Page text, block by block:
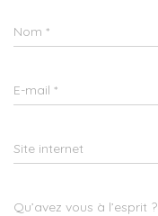
Nom *
E-mail *
Site internet
Qu’avez vous à l’esprit ?